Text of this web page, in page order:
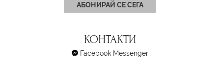
АБОНИРАЙ СЕ СЕГА
КОНТАКТИ
Facebook Messenger